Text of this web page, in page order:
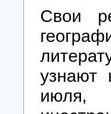
Свои
узнают